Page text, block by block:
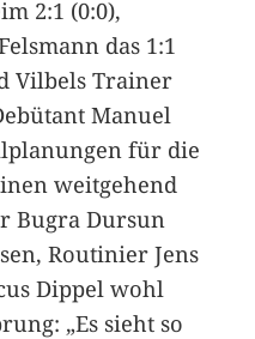
2:1 (0:0),
das 1:1
Vilbels Trainer
Manuel
für die
weitgehend
Bugra Dursun
Routinier Jens
Dippel wohl
„Es sieht so